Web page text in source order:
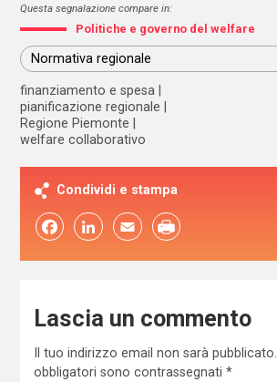
Questa segnalazione compare in:
Politiche e governo del welfare
Normativa regionale
finanziamento e spesa
pianificazione regionale
Regione Piemonte
welfare collaborativo
Condividi e stampa
FacebookLinkedIn Email
Lascia un commento
Il tuo indirizzo email non sarà pubblicato.
obbligatori sono contrassegnati *